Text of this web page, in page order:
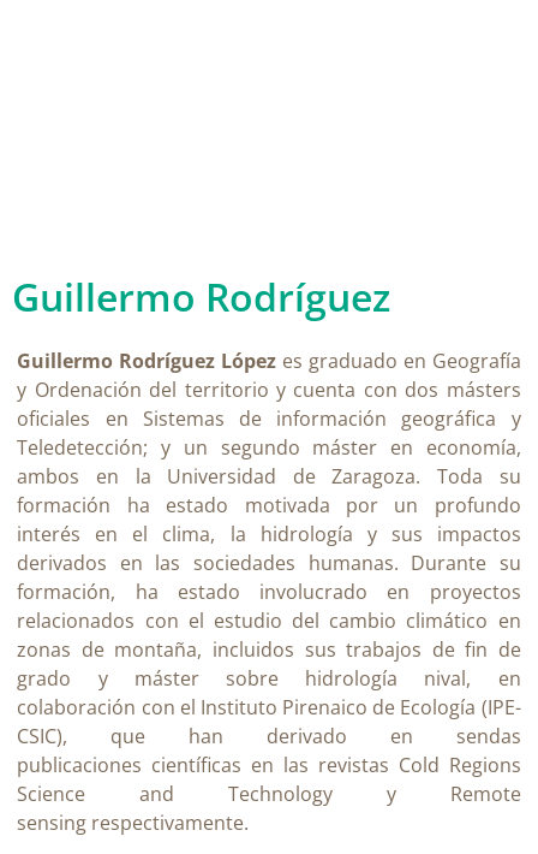
Guillermo Rodríguez
Guillermo Rodríguez López es graduado en Geografía
y Ordenación del territorio y cuenta con dos másters
oficiales en Sistemas de información geográfica y
Teledetección; y un segundo máster en economía,
ambos en la Universidad de Zaragoza. Toda su
formación ha estado motivada por un profundo
interés en el clima, la hidrología y sus impactos
derivados en las sociedades humanas. Durante su
formación, ha estado involucrado en proyectos
relacionados con el estudio del cambio climático en
zonas de montaña, incluidos sus trabajos de fin de
grado y máster sobre hidrología nival, en
colaboración con el Instituto Pirenaico de Ecología (IPE-
CSIC), que han derivado en sendas
publicaciones científicas en las revistas Cold Regions
Science and Technology y Remote
sensing respectivamente.